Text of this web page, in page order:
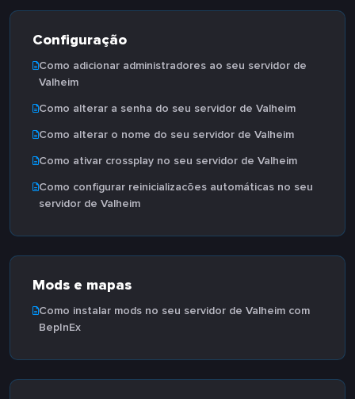
Configuração
Como adicionar administradores ao seu servidor de
Valheim
Como alterar a senha do seu servidor de Valheim
Como alterar o nome do seu servidor de Valheim
Como ativar crossplay no seu servidor de Valheim
Como configurar reinicializacões automáticas no seu
servidor de Valheim
Mods e mapas
Como instalar mods no seu servidor de Valheim com
BepInEx